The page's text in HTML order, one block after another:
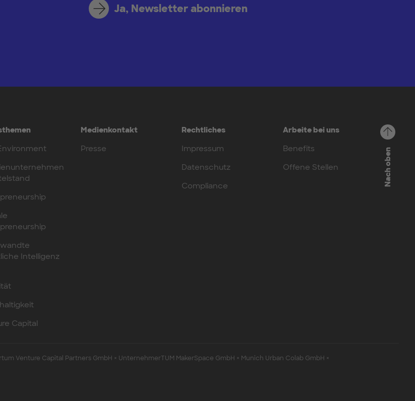
Ja, Newsletter abonnieren
Intelligenz
Capital
Medienkontakt
Presse
Rechtliches
Impressum
Datenschutz
Compliance
Arbeite bei uns
Benefits
Offene Stellen
Nach oben
Venture Capital Partners GmbH × UnternehmerTUM MakerSpace GmbH × Munich Urban Colab GmbH ×